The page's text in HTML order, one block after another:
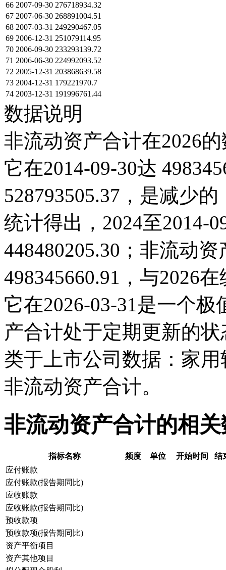
66 2007-09-30 276718934.32
67 2007-06-30 268891004.51
68 2007-03-31 249290467.05
69 2006-12-31 251079114.95
70 2006-09-30 233293139.72
71 2006-06-30 224992093.52
72 2005-12-31 203868639.58
73 2004-12-31 179221970.7
74 2003-12-31 191996761.44
数据说明
非流动资产合计在2026
它在2014-09-30达
528793505.37，是减少
统计得出，2024至2014-
448480205.30；非流动
498345660.91，与2026
它在2026-03-31是一个
产合计处于定期更新的
类于上市公司数据：家
非流动资产合计。
非流动资产合计的相
指标名称 频度 单位 开始时间
结
应付账款
应付账款(报告期同比)
应收账款
应收账款(报告期同比)
预收款项
预收款项(报告期同比)
资产平衡项目
资产其他项目